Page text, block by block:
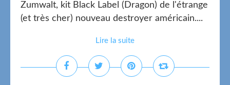
Zumwalt, kit Black Label (Dragon) de l'étrange
(et très cher) nouveau destroyer américain....
Lire la suite